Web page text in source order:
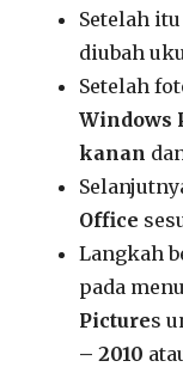
Setelah
diubah
Setelah
Windows
kanan
Office
Langkah
pada
Pictures
– 2010